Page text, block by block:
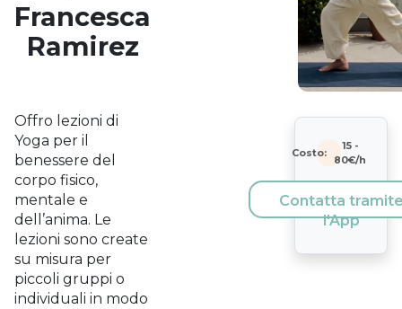
Francesca
Ramirez
Offro lezioni di
Yoga per il
benessere del
corpo fisico,
mentale e
dell’anima. Le
lezioni sono create
su misura per
piccoli gruppi o
individuali in modo
Costo:
15-
80€/h
Contatta
l'App